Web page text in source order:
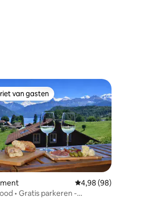
van 4,9 uit 5, 10 recensies
van gasten
van gasten
Gemiddelde
4,98 (98)
• Gratis parkeren -